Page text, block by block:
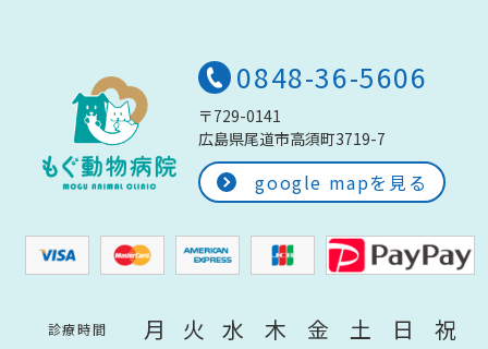
0848-36-5606
〒729-0141
広島県尾道市高須町3719-7
google mapを見る
診療時間 月 火 水 木 金 土 日 祝